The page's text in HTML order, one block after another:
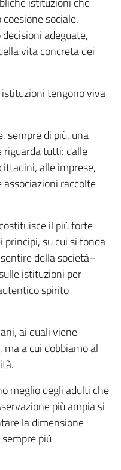
sociale.
adeguate,
vita concreta dei
tengono viva
sempre di più, una
riguarda tutti: dalle
alle imprese,
raccolte
il più forte
principi, su cui si fonda
della società–
istituzioni per
spirito
ai quali viene
a cui dobbiamo al
meglio degli adulti che
più ampia si
la dimensione
più